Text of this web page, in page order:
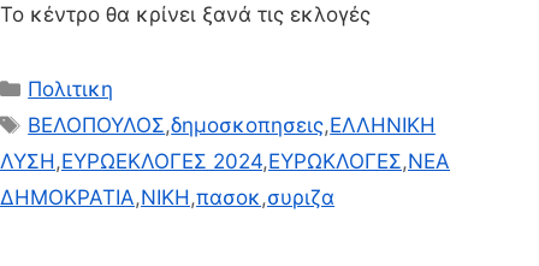
Το κέντρο θα κρίνει ξανά τις εκλογές
Κατηγορίες
Πολιτικη
Ετικέτες
ΒΕΛΟΠΟΥΛΟΣ,δημοσκοπησεις,ΕΛΛΗΝΙΚΗ
ΛΥΣΗ ,ΕΥΡΩΕΚΛΟΓΕΣ 2024,ΕΥΡΩΚΛΟΓΕΣ,ΝΕΑ
ΔΗΜΟΚΡΑΤΙΑ,ΝΙΚΗ ,πασοκ ,συριζα